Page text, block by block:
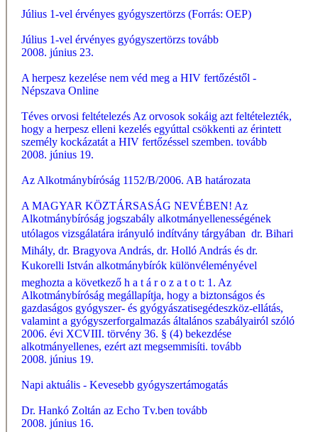
Július 1-vel érvényes gyógyszertörzs (Forrás: OEP)
Július 1-vel érvényes gyógyszertörzs tovább
2008. június 23.
A herpesz kezelése nem véd meg a HIV fertőzéstől -
Népszava Online
Téves orvosi feltételezés Az orvosok sokáig azt feltételezték,
hogy a herpesz elleni kezelés egyúttal csökkenti az érintett
személy kockázatát a HIV fertőzéssel szemben. tovább
2008. június 19.
Az Alkotmánybíróság 1152/B/2006. AB határozata
A MAGYAR KÖZTÁRSASÁG NEVÉBEN! Az
Alkotmánybíróság jogszabály alkotmányellenességének
utólagos vizsgálatára irányuló indítvány tárgyában  dr. Bihari
Mihály, dr. Bragyova András, dr. Holló András és dr.
Kukorelli István alkotmánybírók különvéleményével 
meghozta a következő h a t á r o z a t o t: 1. Az
Alkotmánybíróság megállapítja, hogy a biztonságos és
gazdaságos gyógyszer- és gyógyászatisegédeszköz-ellátás,
valamint a gyógyszerforgalmazás általános szabályairól szóló
2006. évi XCVIII. törvény 36. § (4) bekezdése
alkotmányellenes, ezért azt megsemmisíti. tovább
2008. június 19.
Napi aktuális - Kevesebb gyógyszertámogatás
Dr. Hankó Zoltán az Echo Tv.ben tovább
2008. június 16.